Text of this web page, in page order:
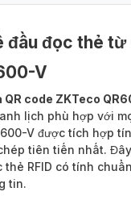
đầu đọc thẻ từ
V
code ZKTeco
lịch phù hợp với
V được tích hợp
tiên tiến nhất.
thẻ RFID có tính
tin.